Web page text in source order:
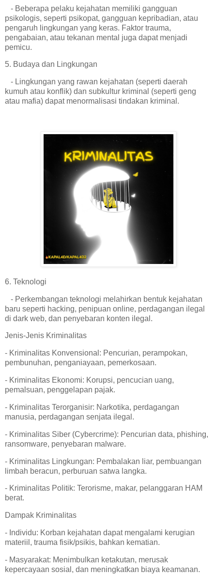
- Beberapa pelaku kejahatan memiliki gangguan
psikologis, seperti psikopat, gangguan kepribadian, atau
pengaruh lingkungan yang keras. Faktor trauma,
pengabaian, atau tekanan mental juga dapat menjadi
pemicu.
5. Budaya dan Lingkungan
- Lingkungan yang rawan kejahatan (seperti daerah
kumuh atau konflik) dan subkultur kriminal (seperti geng
atau mafia) dapat menormalisasi tindakan kriminal.
6. Teknologi
- Perkembangan teknologi melahirkan bentuk kejahatan
baru seperti hacking, penipuan online, perdagangan ilegal
di dark web, dan penyebaran konten ilegal.
Jenis-Jenis Kriminalitas
- Kriminalitas Konvensional: Pencurian, perampokan,
pembunuhan, penganiayaan, pemerkosaan.
- Kriminalitas Ekonomi: Korupsi, pencucian uang,
pemalsuan, penggelapan pajak.
- Kriminalitas Terorganisir: Narkotika, perdagangan
manusia, perdagangan senjata ilegal.
- Kriminalitas Siber (Cybercrime): Pencurian data, phishing,
ransomware, penyebaran malware.
- Kriminalitas Lingkungan: Pembalakan liar, pembuangan
limbah beracun, perburuan satwa langka.
- Kriminalitas Politik: Terorisme, makar, pelanggaran HAM
berat.
Dampak Kriminalitas
- Individu: Korban kejahatan dapat mengalami kerugian
materiil, trauma fisik/psikis, bahkan kematian.
- Masyarakat: Menimbulkan ketakutan, merusak
kepercayaan sosial, dan meningkatkan biaya keamanan.